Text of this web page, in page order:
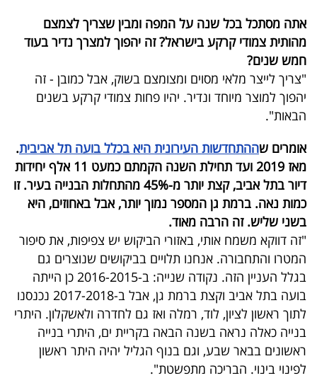
אתה מסתכל בכל שנה על המפה ומבין שצריך לצמצם
מהותית צמודי קרקע בישראל? זה יהפוך למצרך נדיר בעוד
חמש שנים?
"צריך לייצר מלאי מסוים ומצומצם בשוק, אבל כמובן - זה
יהפוך למוצר מיוחד ונדיר. יהיו פחות צמודי קרקע בשנים
הבאות".
אומרים שההתחדשות העירונית היא בכלל בועה תל אביבית.
מאז 2019 ועד תחילת השנה הקמתם כמעט 11 אלף יחידות
דיור בתל אביב, קצת יותר מ-45% מהתחלות הבנייה בעיר. זו
כמות נאה. ברמת גן המספר נמוך יותר, אבל באחוזים, היא
בשני שליש. זה הרבה מאוד.
"זה דווקא משמח אותי, באזורי הביקוש יש צפיפות, את סיפור
המטרו והתחבורה. אנחנו תלויים בביקושים שנוצרים גם
בגלל העניין הזה. נקודה שנייה: ב-2016-2015 כן הייתה
בועה בתל אביב וקצת ברמת גן, אבל ב-2017-2018 נכנסנו
לתוך ראשון לציון, לוד, רמלה ואז גם לחדרה ולאשקלון. היתרי
בנייה כאלה נראה בשנה הבאה בקריית ים, היתרי בנייה
ראשונים בבאר שבע, וגם בנוף הגליל יהיה היתר ראשון
לפינוי בינוי. הבריכה מתפשטת".